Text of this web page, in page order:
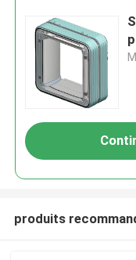
produits